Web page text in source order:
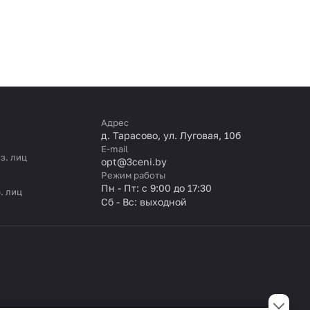
лиц
лиц
Адрес
д. Тарасово, ул. Луговая, 10б
E-mail
opt@3ceni.by
Режим работы
Пн - Пт: с 9:00 до 17:30
Сб - Вс: выходной